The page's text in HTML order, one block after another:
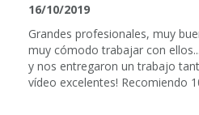
16/10/2019
Grandes profesionales, muy
muy cómodo trabajar con
y nos entregaron un trabajo
vídeo excelentes! Recomiendo